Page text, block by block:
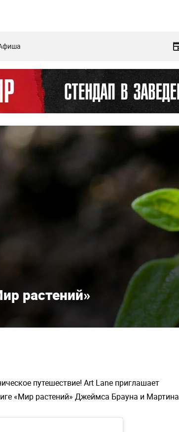
растений»
путешествие! Art Lane приглашает
«Мир растений» Джеймса Брауна и Мартина